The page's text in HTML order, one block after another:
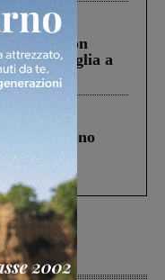
Castiglion
la figlia a
cui morirono
il
tir....